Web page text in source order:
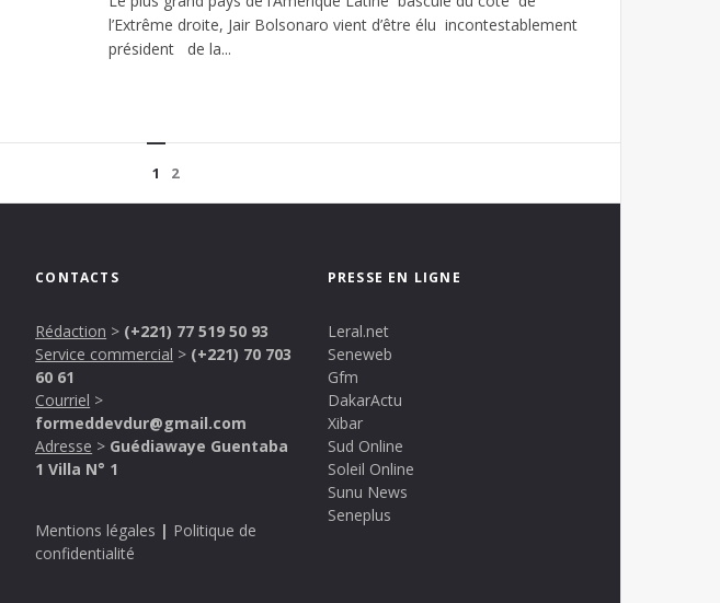
l’Extrême droite, Jair Bolsonaro vient d’être élu incontestablement
président de la...
1 2
CONTACTS
Rédaction > (+221) 77 519 50 93
Service commercial > (+221) 70 703
60 61
Courriel >
formeddevdur@gmail.com
Adresse > Guédiawaye Guentaba
1 Villa N° 1
Mentions légales | Politique de
confidentialité
PRESSE EN LIGNE
Leral.net
Seneweb
Gfm
DakarActu
Xibar
Sud Online
Soleil Online
Sunu News
Seneplus